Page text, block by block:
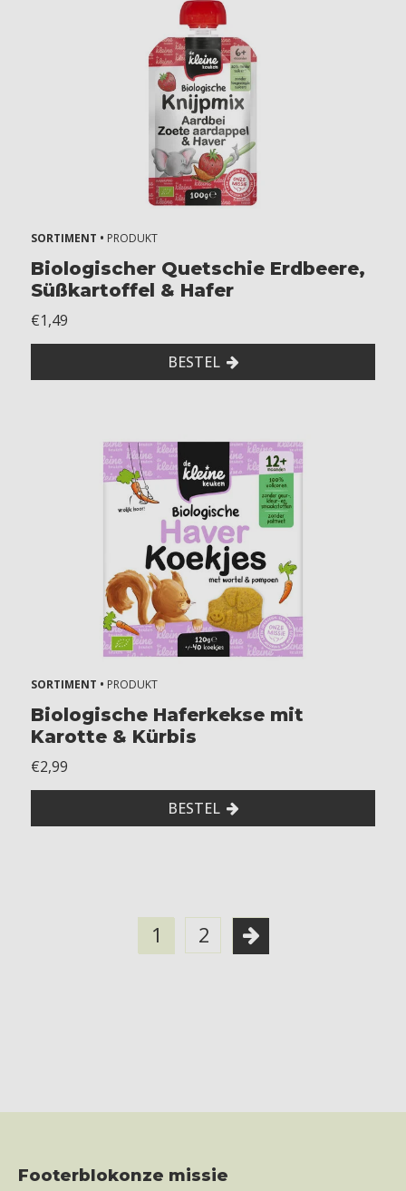
SORTIMENT • PRODUKT
Biologischer Quetschie Erdbeere,
Süßkartoffel & Hafer
€1,49
BESTEL
SORTIMENT • PRODUKT
Biologische Haferkekse mit
Karotte & Kürbis
€2,99
BESTEL
1 2
Footerblokonze missie